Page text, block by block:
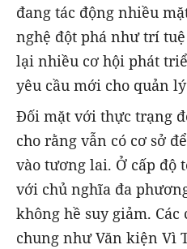
đang tác động nhiều
nghệ đột phá như trí
lại nhiều cơ hội phát
yêu cầu mới cho quản
Đối mặt với thực trạng
cho rằng vẫn có cơ sở
vào tương lai. Ở cấp độ
với chủ nghĩa đa
không hề suy giảm.
chung như Văn kiện Vì